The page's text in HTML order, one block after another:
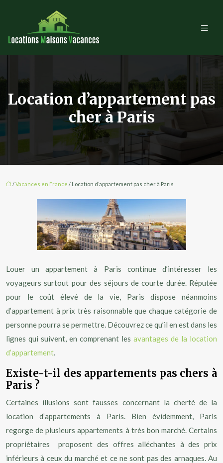
Location d’appartement pas
cher à Paris
/Vacances en France / Location d’appartement pas cher à Paris
Louer un appartement à Paris continue d’intéresser les
voyageurs surtout pour des séjours de courte durée. Réputée
pour le coût élevé de la vie, Paris dispose néanmoins
d’appartement à prix très raisonnable que chaque catégorie de
personne pourra se permettre. Découvrez ce qu’il en est dans les
lignes qui suivent, en comprenant les avantages de la location
d’appartement.
Existe-t-il des appartements pas chers à
Paris ?
Certaines illusions sont fausses concernant la cherté de la
location d’appartements à Paris. Bien évidemment, Paris
regorge de plusieurs appartements à très bon marché. Certains
propriétaires proposent des offres alléchantes à des prix
inférieurs à ceux du marché et ce ne sont pas des arnaques. Au